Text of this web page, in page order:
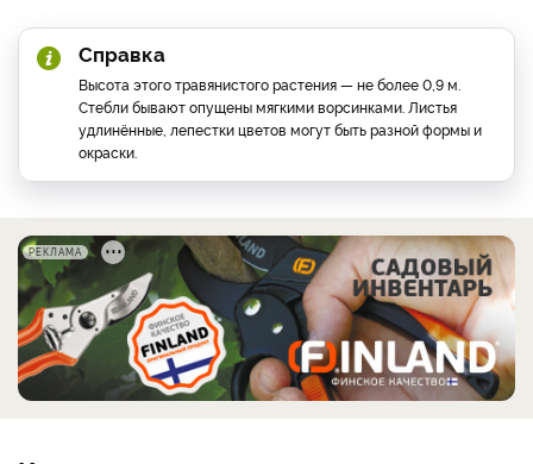
Справка
Высота этого травянистого растения — не более 0,9 м.
Стебли бывают опущены мягкими ворсинками. Листья
удлинённые, лепестки цветов могут быть разной формы и
окраски.
РЕКЛАМА